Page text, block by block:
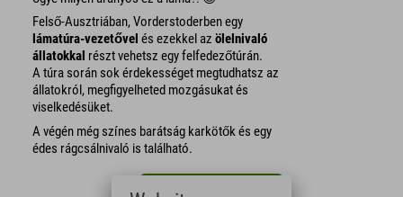
Felső-Ausztriában, Vorderstoderben egy
lámatúra-vezetővel és ezekkel az ölelnivaló
állatokkal részt vehetsz egy felfedezőtúrán.
A túra során sok érdekességet megtudhatsz az
állatokról, megfigyelheted mozgásukat és
viselkedésüket.
A végén még színes barátság karkötők és egy
édes rágcsálnivaló is található.